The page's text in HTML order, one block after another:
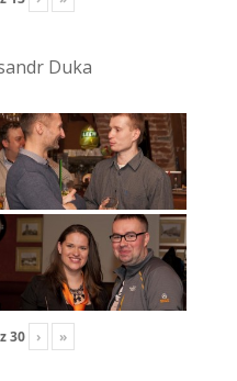
Duka
z30 › »